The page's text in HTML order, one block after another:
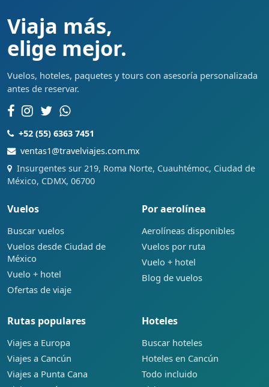
Viaja más,
elige mejor.
Vuelos, hoteles, paquetes y tours con asesoría personalizada
antes de reservar.
+52 (55) 6363 7451
ventas1@travelviajes.com.mx
Insurgentes sur 219, Roma Norte, Cuauhtémoc, Ciudad de
México, CDMX, 06700
Vuelos
Buscar vuelos
Vuelos desde Ciudad de
México
Vuelo + hotel
Ofertas de viaje
Por aerolínea
Aerolíneas disponibles
Vuelos por ruta
Vuelo + hotel
Blog de vuelos
Rutas populares
Viajes a Europa
Viajes a Cancún
Viajes a Punta Cana
Hoteles
Buscar hoteles
Hoteles en Cancún
Todo incluido